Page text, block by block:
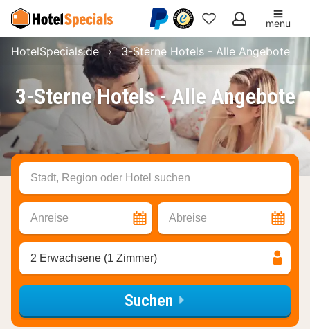
Meine
Favoriten
menu
3-Sterne Hotels - Alle Angebote
HotelSpecials.de 3-Sterne Hotels - Alle Angebote
Stadt, Region oder Hotel suchen
Anreise Abreise
2 Erwachsene (1 Zimmer)
Suchen